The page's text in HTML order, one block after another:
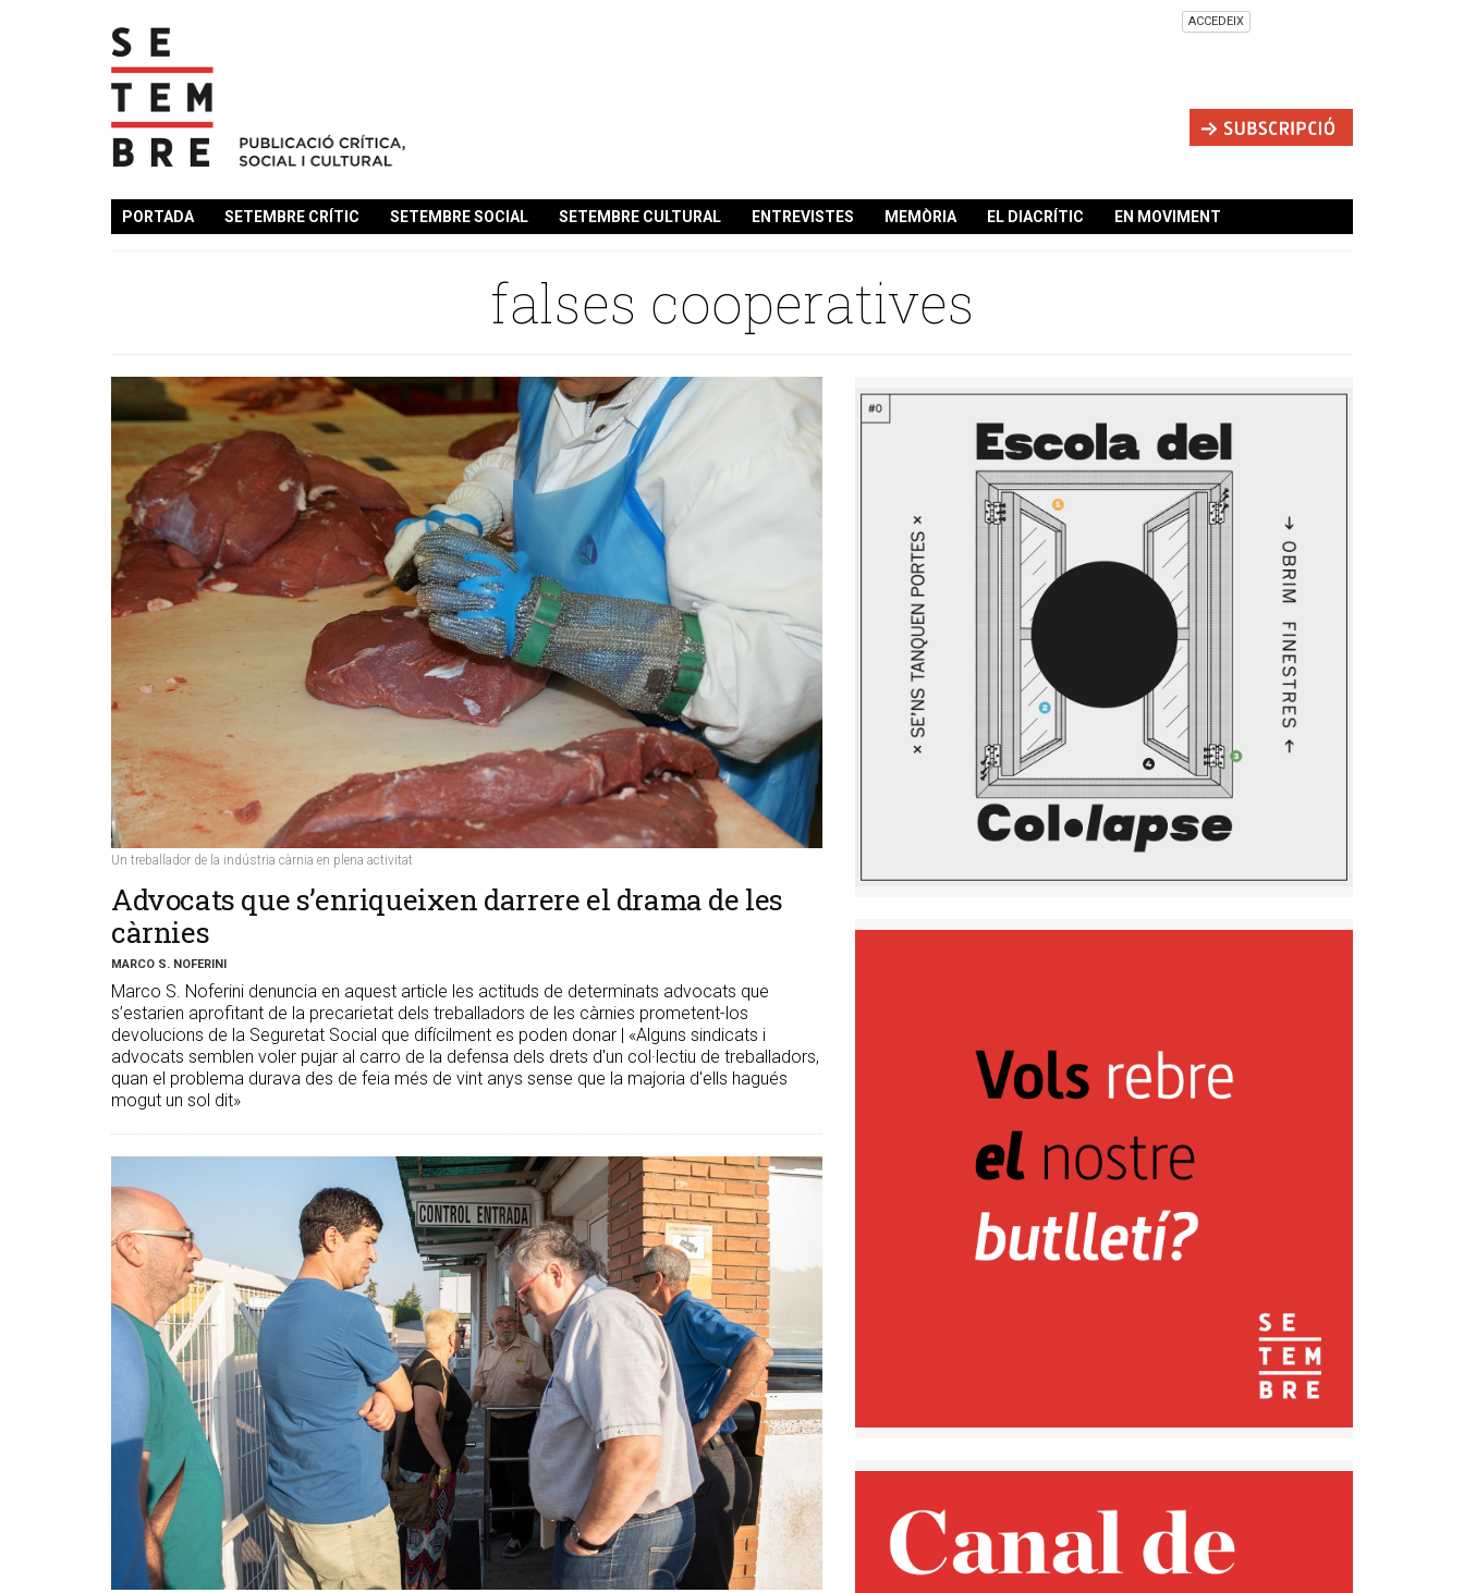
ACCEDEIX
PORTADA SETEMBRE CRÍTIC SETEMBRE SOCIAL SETEMBRE CULTURAL ENTREVISTES MEMÒRIA EL DIACRÍTIC EN MOVIMENT
falses cooperatives
Un treballador de la indústria càrnia en plena activitat
​Advocats que s’enriqueixen darrere el drama de les
càrnies
MARCO S. NOFERINI
Marco S. Noferini denuncia en aquest article les actituds de determinats advocats que
s’estarien aprofitant de la precarietat dels treballadors de les càrnies prometent-los
devolucions de la Seguretat Social que difícilment es poden donar | «Alguns sindicats i
advocats semblen voler pujar al carro de la defensa dels drets d'un col·lectiu de treballadors,
quan el problema durava des de feia més de vint anys sense que la majoria d'ells hagués
mogut un sol dit»